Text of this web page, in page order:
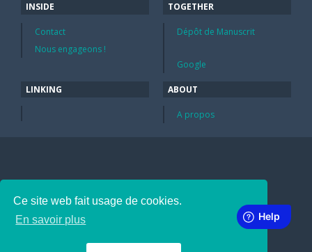
Ce site web fait usage de cookies.
En savoir plus
INSIDE
Contact
Nous engageons !
TOGETHER
Dépôt de Manuscrit
Google
LINKING ABOUT
A propos